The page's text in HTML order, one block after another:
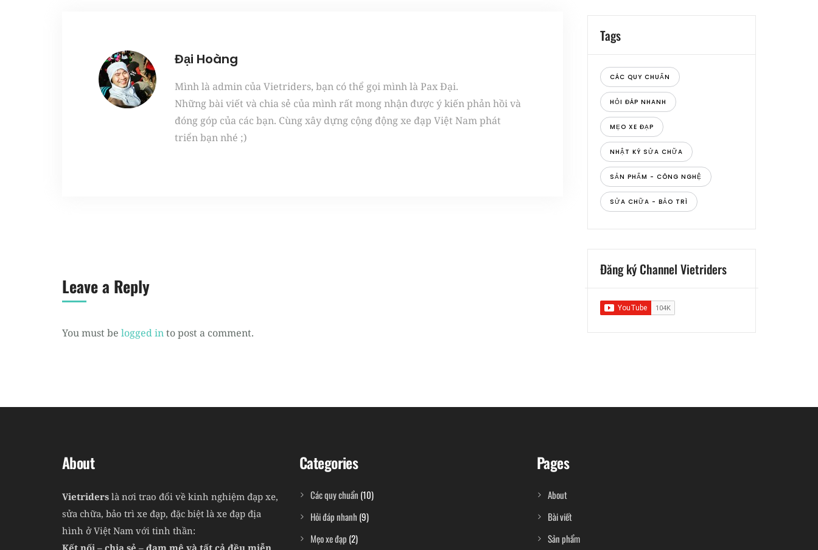
Đại Hoàng
Mình là admin của Vietriders, bạn có thể gọi mình là Pax Đại.
Những bài viết và chia sẻ của mình rất mong nhận được ý kiến phản hồi và
đóng góp của các bạn. Cùng xây dựng cộng động xe đạp Việt Nam phát
triển bạn nhé ;)
Leave a Reply
You must be logged into post a comment.
Tags
CÁC QUY CHUẨN
HỎI ĐÁP NHANH
MẸO XE ĐẠP
NHẬT KÝ SỬA CHỮA
SẢN PHẨM - CÔNG NGHỆ
SỬA CHỮA - BẢO TRÌ
Đăng ký Channel Vietriders
About
Vietriders là nơi trao đổi về kinh nghiệm đạp xe,
sửa chữa, bảo trì xe đạp, đặc biệt là xe đạp địa
hình ở Việt Nam với tinh thần:
Kết nối – chia sẻ – đam mê và tất cả đều miễn
Categories
Các quy chuẩn (10)
Hỏi đáp nhanh (9)
Mẹo xe đạp (2)
Pages
About
Bài viết
Sản phẩm